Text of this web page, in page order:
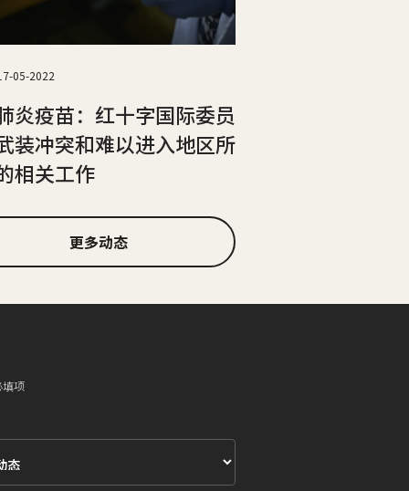
05-2022
炎疫苗：红十字国际委员
装冲突和难以进入地区所
相关工作
更多动态
项